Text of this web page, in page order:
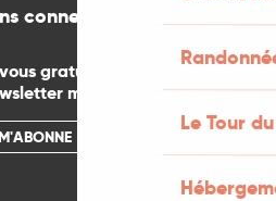
Le Tour
connectés
gratuitement
mensuelle